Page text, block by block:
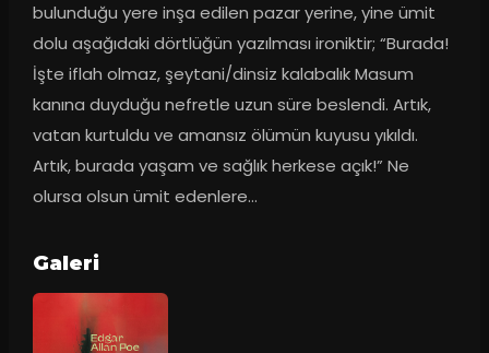
bulunduğu yere inşa edilen pazar yerine, yine ümit
dolu aşağıdaki dörtlüğün yazılması ironiktir; “Burada!
İşte iflah olmaz, şeytani/dinsiz kalabalık Masum
kanına duyduğu nefretle uzun süre beslendi. Artık,
vatan kurtuldu ve amansız ölümün kuyusu yıkıldı.
Artık, burada yaşam ve sağlık herkese açık!” Ne
olursa olsun ümit edenlere...
Galeri